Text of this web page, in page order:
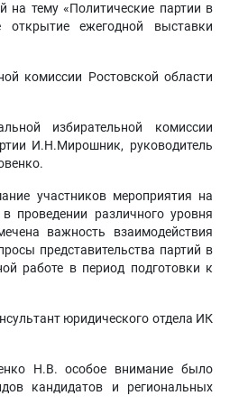
на тему «Политические партии в
открытие ежегодной выставки
комиссии Ростовской области
избирательной комиссии
И.Н.Мирошник, руководитель
участников мероприятия на
проведении различного уровня
важность взаимодействия
представительства партий в
работе в период подготовки к
юридического отдела ИК
Н.В. особое внимание было
кандидатов и региональных